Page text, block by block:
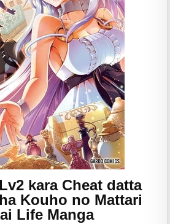
kara Cheat datta
Kouho no Mattari
Life Manga